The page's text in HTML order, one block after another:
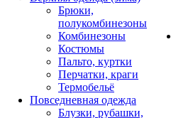
Брюки,
полукомбинезоны
Комбинезоны
Костюмы
Пальто, куртки
Перчатки, краги
Термобельё
Повседневная одежда
Блузки, рубашки,